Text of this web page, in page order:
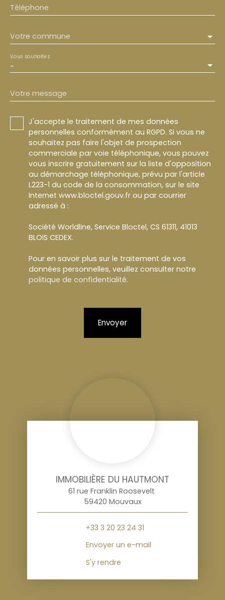
Téléphone
Votre commune
-
Vous souhaitez
Votre message
J'accepte le traitement de mes données
personnelles conformément au RGPD. Si vous ne
souhaitez pas faire l'objet de prospection
commerciale par voie téléphonique, vous pouvez
vous inscrire gratuitement sur la liste d'opposition
au démarchage téléphonique, prévu par l'article
L223-1 du code de la consommation, sur le site
Internet www.bloctel.gouv.fr ou par courrier
adressé à :
Société Worldline, Service Bloctel, CS 61311, 41013
BLOIS CEDEX.
Pour en savoir plus sur le traitement de vos
données personnelles, veuillez consulter notre
politique de confidentialité.
Envoyer
IMMOBILIÈRE DU HAUTMONT
61 rue Franklin Roosevelt
59420 Mouvaux
+33 3 20 23 24 31
Envoyer un e-mail
S'y rendre